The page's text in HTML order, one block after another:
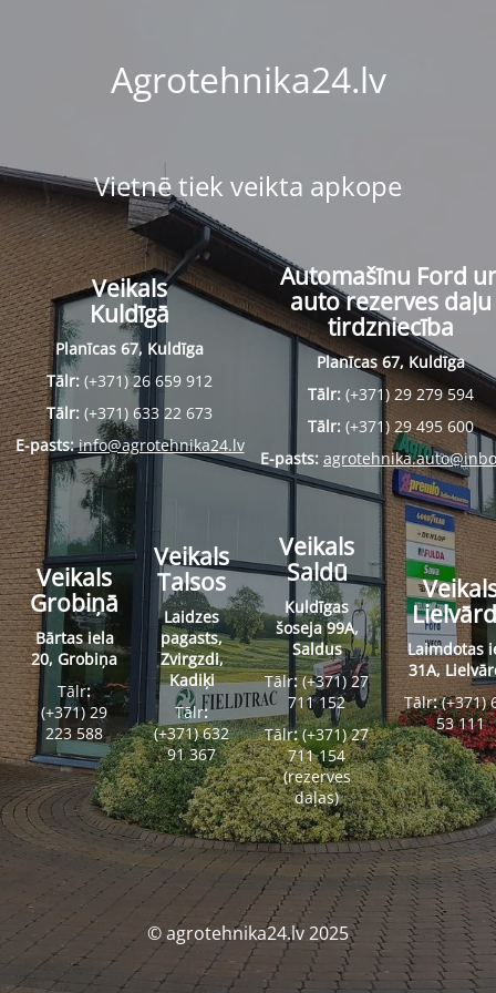
Agrotehnika24.lv
Vietnē tiek veikta apkope
Veikals
Kuldīgā
Planīcas 67, Kuldīga
Tālr: (+371) 26 659 912
Tālr: (+371) 633 22 673
E-pasts:info@agrotehnika24.lv
Automašīnu Ford
auto rezerves daļu
tirdzniecība
Planīcas 67, Kuldīga
Tālr: (+371) 29 279 594
Tālr: (+371) 29 495 600
E-pasts:
Veikals
Grobiņā
Bārtas iela
20, Grobiņa
Tālr:
(+371) 29
223 588
Veikals
Talsos
Laidzes
pagasts,
Zvirgzdi,
Kadiķi
Tālr:
(+371) 632
91 367
Veikals
Saldū
Kuldīgas
šoseja 99A,
Saldus
Tālr:(+371) 27
711 152
Tālr:(+371) 27
711 154
(rezerves
daļas)
Laimdotas
31A,
Tālr:(+371)
53 111
© agrotehnika24.lv 2025